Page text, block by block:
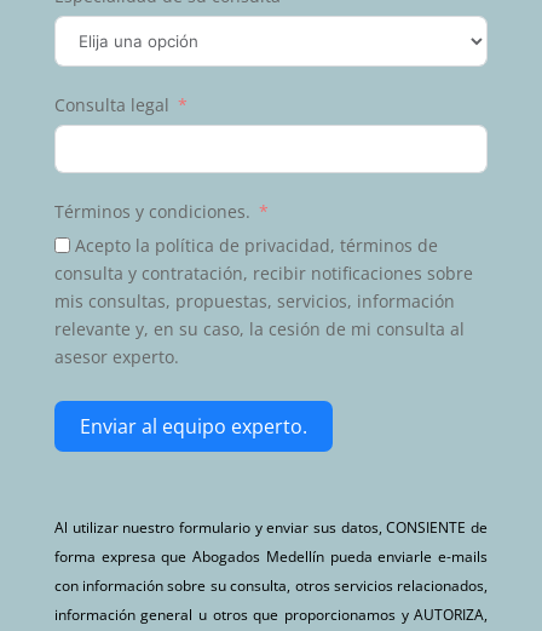
Consulta legal
Términos y condiciones.
Acepto la política de privacidad, términos de
consulta y contratación, recibir notificaciones sobre
mis consultas, propuestas, servicios, información
relevante y, en su caso, la cesión de mi consulta al
asesor experto.
Enviar al equipo experto.
Al utilizar nuestro formulario y enviar sus datos, CONSIENTE de
forma expresa que Abogados Medellín pueda enviarle e-mails
con información sobre su consulta, otros servicios relacionados,
información general u otros que proporcionamos y AUTORIZA,